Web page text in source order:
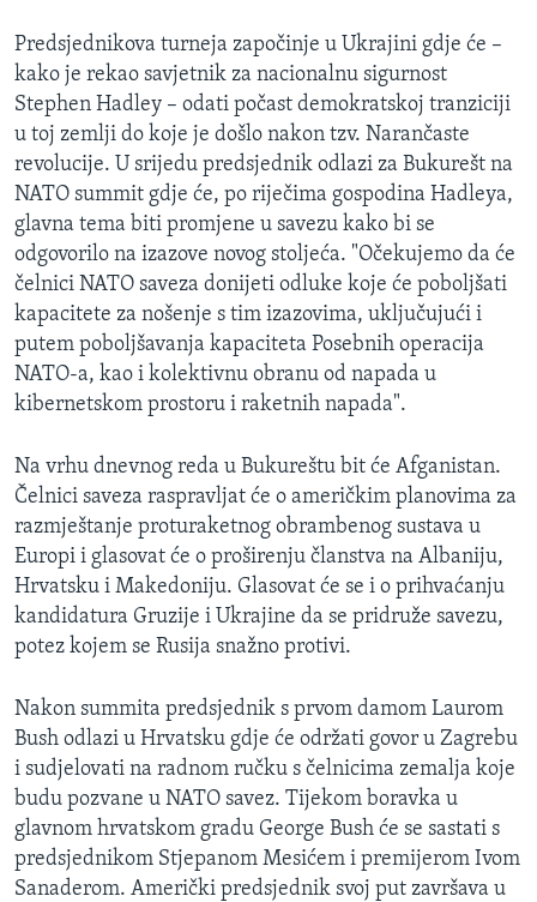
ŽENSKA STRANA
IZBJEGLIČKA STRANA
MAGAZIN
O GLASU AMERIKE
Learning English
PRATITE NAS
Jezici
Predsjednikova turneja započinje u Ukrajini gdje će –
kako je rekao savjetnik za nacionalnu sigurnost
Stephen Hadley – odati počast demokratskoj tranziciji
u toj zemlji do koje je došlo nakon tzv. Narančaste
revolucije. U srijedu predsjednik odlazi za Bukurešt na
NATO summit gdje će, po riječima gospodina Hadleya,
glavna tema biti promjene u savezu kako bi se
odgovorilo na izazove novog stoljeća. "Očekujemo da će
čelnici NATO saveza donijeti odluke koje će poboljšati
kapacitete za nošenje s tim izazovima, uključujući i
putem poboljšavanja kapaciteta Posebnih operacija
NATO-a, kao i kolektivnu obranu od napada u
kibernetskom prostoru i raketnih napada".
Na vrhu dnevnog reda u Bukureštu bit će Afganistan.
Čelnici saveza raspravljat će o američkim planovima za
razmještanje proturaketnog obrambenog sustava u
Europi i glasovat će o proširenju članstva na Albaniju,
Hrvatsku i Makedoniju. Glasovat će se i o prihvaćanju
kandidatura Gruzije i Ukrajine da se pridruže savezu,
potez kojem se Rusija snažno protivi.
Nakon summita predsjednik s prvom damom Laurom
Bush odlazi u Hrvatsku gdje će održati govor u Zagrebu
i sudjelovati na radnom ručku s čelnicima zemalja koje
budu pozvane u NATO savez. Tijekom boravka u
glavnom hrvatskom gradu George Bush će se sastati s
predsjednikom Stjepanom Mesićem i premijerom Ivom
Sanaderom. Američki predsjednik svoj put završava u